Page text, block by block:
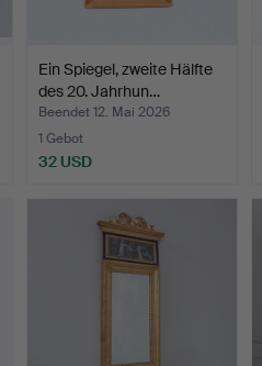
Ein Spiegel, zweite Hälfte
des 20. Jahrhun…
Beendet 12. Mai 2026
1 Gebot
32 USD